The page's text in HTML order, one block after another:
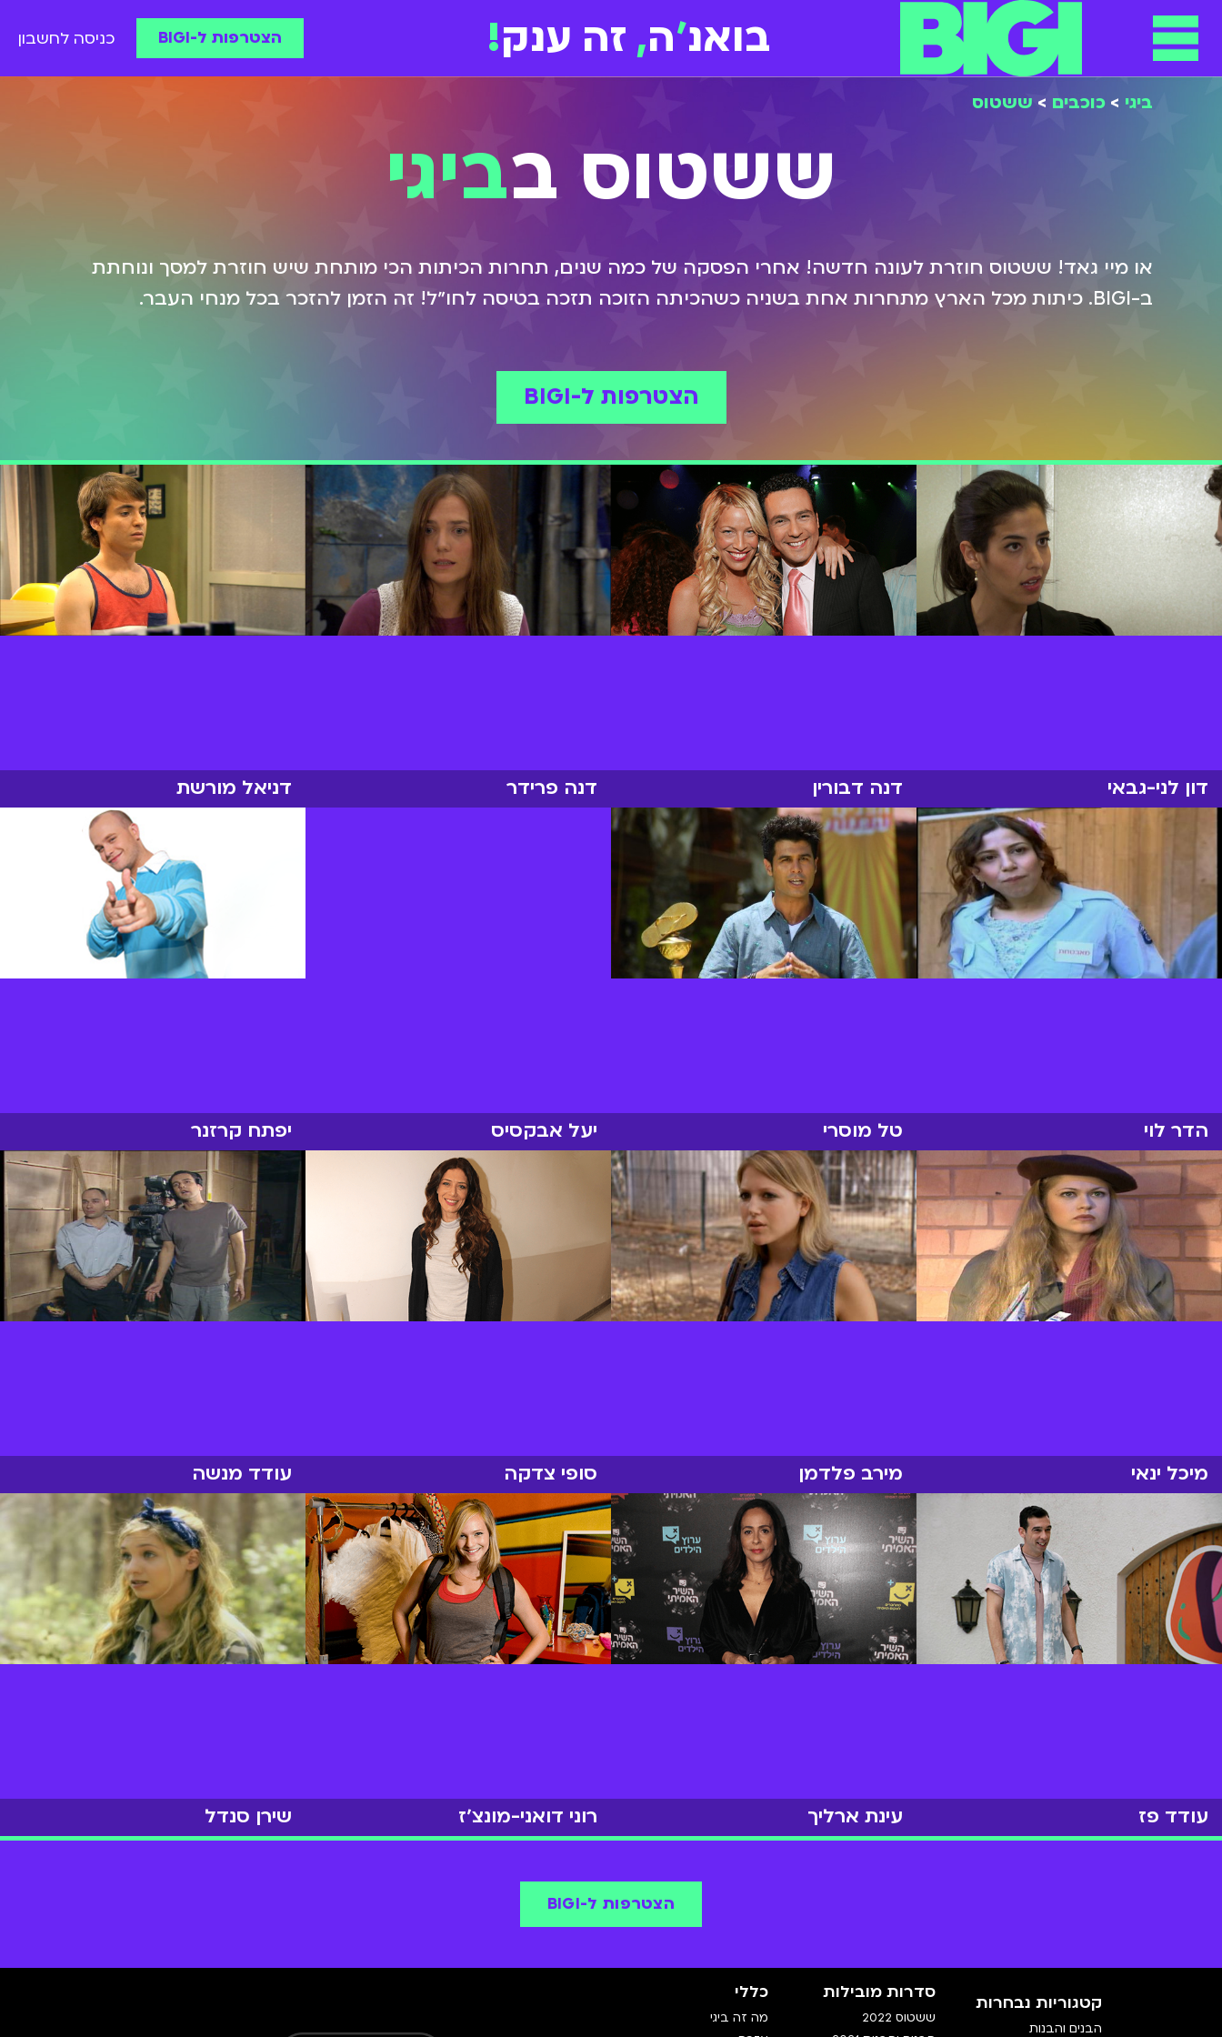
לתוכן
תפריט בואנ'ה, זה ענק! הצטרפות ל-BIGI כניסה לחשבון
ביגי >כוכבים > ששטוס
ששטוס בביגי
או מיי גאד! ששטוס חוזרת לעונה חדשה! אחרי הפסקה של כמה שנים, תחרות הכיתות הכי מותחת שיש חוזרת למסך ונוחתת
ב-BIGI. כיתות מכל הארץ מתחרות אחת בשניה כשהכיתה הזוכה תזכה בטיסה לחו״ל! זה הזמן להזכר בכל מנחי העבר.
הצטרפות ל-BIGI
דון לני-גבאי דנה דבורין דנה פרידר דניאל מורשת
הדר לוי טל מוסרי יעל אבקסיס יפתח קרזנר
מיכל ינאי מירב פלדמן סופי צדקה עודד מנשה
עודד פז עינת ארליך רוני דואני-מונצ׳ז שירן סנדל
הצטרפות ל-BIGI
קטגוריות נבחרות
הבנים והבנות
סדרות מובילות
ששטוס 2022
כללי
מה זה ביגי